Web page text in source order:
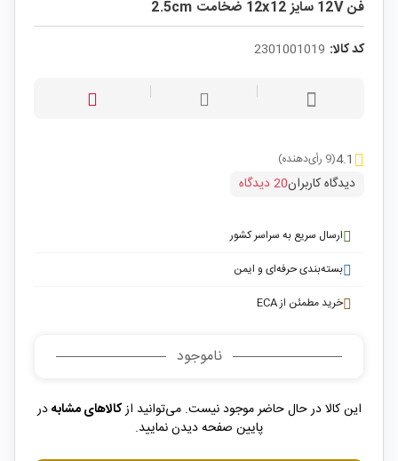
فن 12V سایز 12x12 ضخامت 2.5cm
کد کالا: 2301001019
4.1(9 رأی‌دهنده)
دیدگاه کاربران20 دیدگاه
ارسال سریع به سراسر کشور
بسته‌بندی حرفه‌ای و ایمن
خرید مطمئن از ECA
ناموجود
این کالا در حال حاضر موجود نیست. می‌توانید ازکالاهای مشابهدر
پایین صفحه دیدن نمایید.